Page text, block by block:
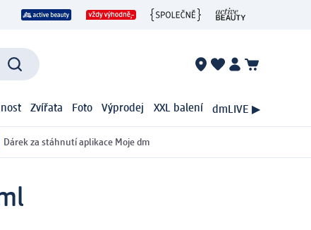
Zvířata Foto Výprodej XXL balení dmLIVE ▶
Dárek za stáhnutí aplikace Moje dm